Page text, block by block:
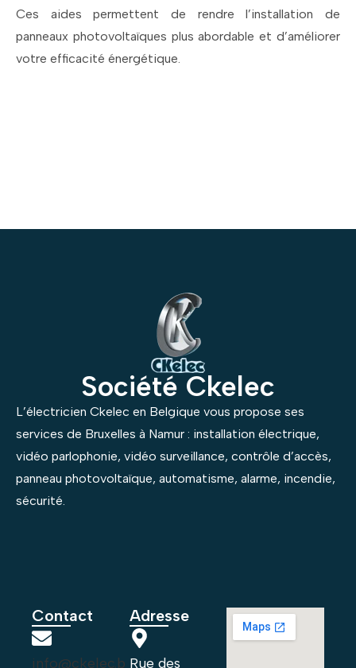
Ces aides permettent de rendre l’installation de
panneaux photovoltaïques plus abordable et d’améliorer
votre efficacité énergétique.
Société Ckelec
L’électricien Ckelec en Belgique vous propose ses
services de Bruxelles à Namur : installation électrique,
vidéo parlophonie, vidéo surveillance, contrôle d’accès,
panneau photovoltaïque, automatisme, alarme, incendie,
sécurité.
Contact
info@ckelec.b
Adresse
Rue des